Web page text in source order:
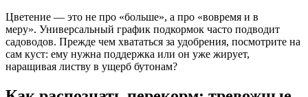
Цветение — это не про «больше», а про «вовремя и в
меру». Универсальный график подкормок часто подводит
садоводов. Прежде чем хвататься за удобрения, посмотрите на
сам куст: ему нужна поддержка или он уже жирует,
наращивая листву в ущерб бутонам?